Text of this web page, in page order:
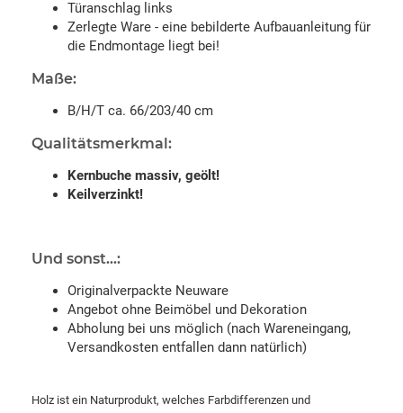
Türanschlag links
Zerlegte Ware - eine bebilderte Aufbauanleitung für
die Endmontage liegt bei!
Maße:
B/H/T ca. 66/203/40 cm
Qualitätsmerkmal:
Kernbuche massiv, geölt!
Keilverzinkt!
Und sonst...:
Originalverpackte Neuware
Angebot ohne Beimöbel und Dekoration
Abholung bei uns möglich (nach Wareneingang,
Versandkosten entfallen dann natürlich)
Holz ist ein Naturprodukt, welches Farbdifferenzen und